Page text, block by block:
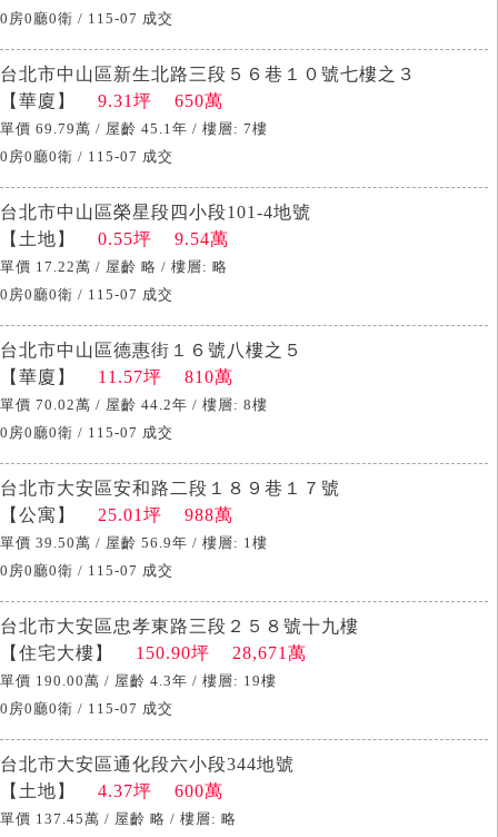
0房0廳0衛 / 115-07 成交
台北市中山區新生北路三段５６巷１０號七樓之３
【華廈】
9.31坪 650萬
單價 69.79萬 / 屋齡 45.1年 / 樓層: 7樓
0房0廳0衛 / 115-07 成交
台北市中山區榮星段四小段101-4地號
【土地】
0.55坪 9.54萬
單價 17.22萬 / 屋齡 略 / 樓層: 略
0房0廳0衛 / 115-07 成交
台北市中山區德惠街１６號八樓之５
【華廈】
11.57坪 810萬
單價 70.02萬 / 屋齡 44.2年 / 樓層: 8樓
0房0廳0衛 / 115-07 成交
台北市大安區安和路二段１８９巷１７號
【公寓】
25.01坪 988萬
單價 39.50萬 / 屋齡 56.9年 / 樓層: 1樓
0房0廳0衛 / 115-07 成交
台北市大安區忠孝東路三段２５８號十九樓
【住宅大樓】
150.90坪 28,671萬
單價 190.00萬 / 屋齡 4.3年 / 樓層: 19樓
0房0廳0衛 / 115-07 成交
台北市大安區通化段六小段344地號
【土地】
4.37坪 600萬
單價 137.45萬 / 屋齡 略 / 樓層: 略